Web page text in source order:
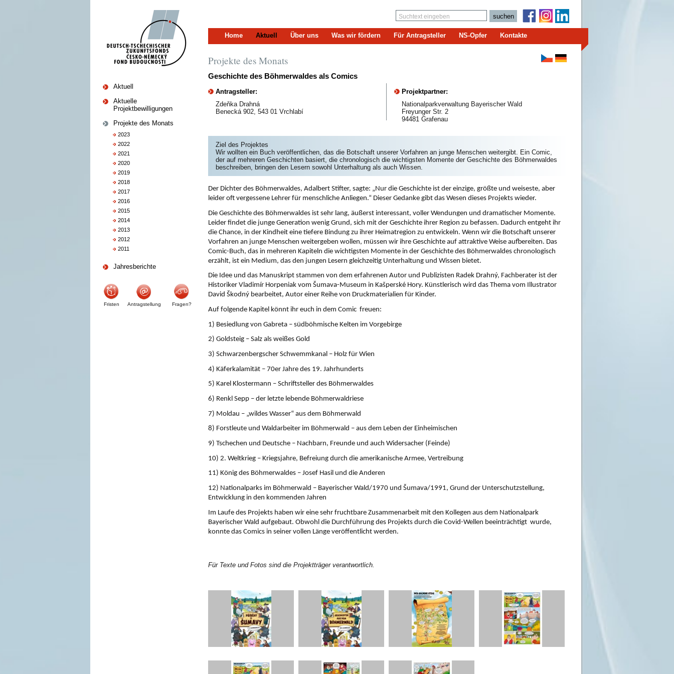
Home Aktuell Über uns Was wir fördern Für Antragsteller NS-Opfer Kontakte
Aktuell
Aktuelle
Projektbewilligungen
Projekte des Monats
2023
2022
2021
2020
2019
2018
2017
2016
2015
2014
2013
2012
2011
Jahresberichte
Fristen Antragstellung Fragen?
Projekte des Monats
Geschichte des Böhmerwaldes als Comics
Antragsteller:
Zdeňka Drahná
Benecká 902, 543 01 Vrchlabí
Projektpartner:
Nationalparkverwaltung Bayerischer Wald
Freyunger Str. 2
94481 Grafenau
Ziel des Projektes
Wir wollten ein Buch veröffentlichen, das die Botschaft unserer Vorfahren an junge Menschen weitergibt. Ein Comic,
der auf mehreren Geschichten basiert, die chronologisch die wichtigsten Momente der Geschichte des Böhmerwaldes
beschreiben, bringen den Lesern sowohl Unterhaltung als auch Wissen.
Der Dichter des Böhmerwaldes, Adalbert Stifter, sagte: „Nur die Geschichte ist der einzige, größte und weiseste, aber
leider oft vergessene Lehrer für menschliche Anliegen.“ Dieser Gedanke gibt das Wesen dieses Projekts wieder.
Die Geschichte des Böhmerwaldes ist sehr lang, äußerst interessant, voller Wendungen und dramatischer Momente.
Leider findet die junge Generation wenig Grund, sich mit der Geschichte ihrer Region zu befassen. Dadurch entgeht ihr
die Chance, in der Kindheit eine tiefere Bindung zu ihrer Heimatregion zu entwickeln. Wenn wir die Botschaft unserer
Vorfahren an junge Menschen weitergeben wollen, müssen wir ihre Geschichte auf attraktive Weise aufbereiten. Das
Comic-Buch, das in mehreren Kapiteln die wichtigsten Momente in der Geschichte des Böhmerwaldes chronologisch
erzählt, ist ein Medium, das den jungen Lesern gleichzeitig Unterhaltung und Wissen bietet.
Die Idee und das Manuskript stammen von dem erfahrenen Autor und Publizisten Radek Drahný, Fachberater ist der
Historiker Vladimír Horpeniak vom Šumava-Museum in Kašperské Hory. Künstlerisch wird das Thema vom Illustrator
David Škodný bearbeitet, Autor einer Reihe von Druckmaterialien für Kinder.
Auf folgende Kapitel könnt ihr euch in dem Comic  freuen:
1) Besiedlung von Gabreta – südböhmische Kelten im Vorgebirge
2) Goldsteig – Salz als weißes Gold
3) Schwarzenbergscher Schwemmkanal – Holz für Wien
4) Käferkalamität – 70er Jahre des 19. Jahrhunderts
5) Karel Klostermann – Schriftsteller des Böhmerwaldes
6) Renkl Sepp – der letzte lebende Böhmerwaldriese
7) Moldau – „wildes Wasser“ aus dem Böhmerwald
8) Forstleute und Waldarbeiter im Böhmerwald – aus dem Leben der Einheimischen
9) Tschechen und Deutsche – Nachbarn, Freunde und auch Widersacher (Feinde)
10) 2. Weltkrieg – Kriegsjahre, Befreiung durch die amerikanische Armee, Vertreibung
11) König des Böhmerwaldes – Josef Hasil und die Anderen
12) Nationalparks im Böhmerwald – Bayerischer Wald/1970 und Šumava/1991, Grund der Unterschutzstellung,
Entwicklung in den kommenden Jahren
Im Laufe des Projekts haben wir eine sehr fruchtbare Zusammenarbeit mit den Kollegen aus dem Nationalpark
Bayerischer Wald aufgebaut. Obwohl die Durchführung des Projekts durch die Covid-Wellen beeinträchtigt  wurde,
konnte das Comics in seiner vollen Länge veröffentlicht werden.
Für Texte und Fotos sind die Projektträger verantwortlich.